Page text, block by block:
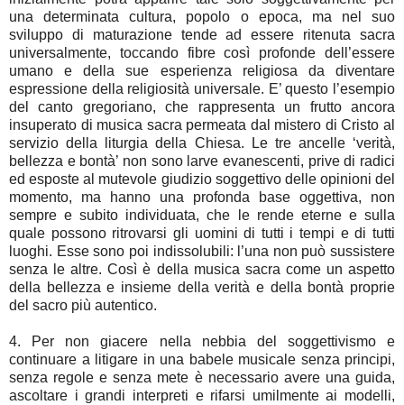
una determinata cultura, popolo o epoca, ma nel suo
sviluppo di maturazione tende ad essere ritenuta sacra
universalmente, toccando fibre così profonde dell’essere
umano e della sue esperienza religiosa da diventare
espressione della religiosità universale. E’ questo l’esempio
del canto gregoriano, che rappresenta un frutto ancora
insuperato di musica sacra permeata dal mistero di Cristo al
servizio della liturgia della Chiesa. Le tre ancelle ‘verità,
bellezza e bontà’ non sono larve evanescenti, prive di radici
ed esposte al mutevole giudizio soggettivo delle opinioni del
momento, ma hanno una profonda base oggettiva, non
sempre e subito individuata, che le rende eterne e sulla
quale possono ritrovarsi gli uomini di tutti i tempi e di tutti
luoghi. Esse sono poi indissolubili: l’una non può sussistere
senza le altre. Così è della musica sacra come un aspetto
della bellezza e insieme della verità e della bontà proprie
del sacro più autentico.
4. Per non giacere nella nebbia del soggettivismo e
continuare a litigare in una babele musicale senza principi,
senza regole e senza mete è necessario avere una guida,
ascoltare i grandi interpreti e rifarsi umilmente ai modelli,